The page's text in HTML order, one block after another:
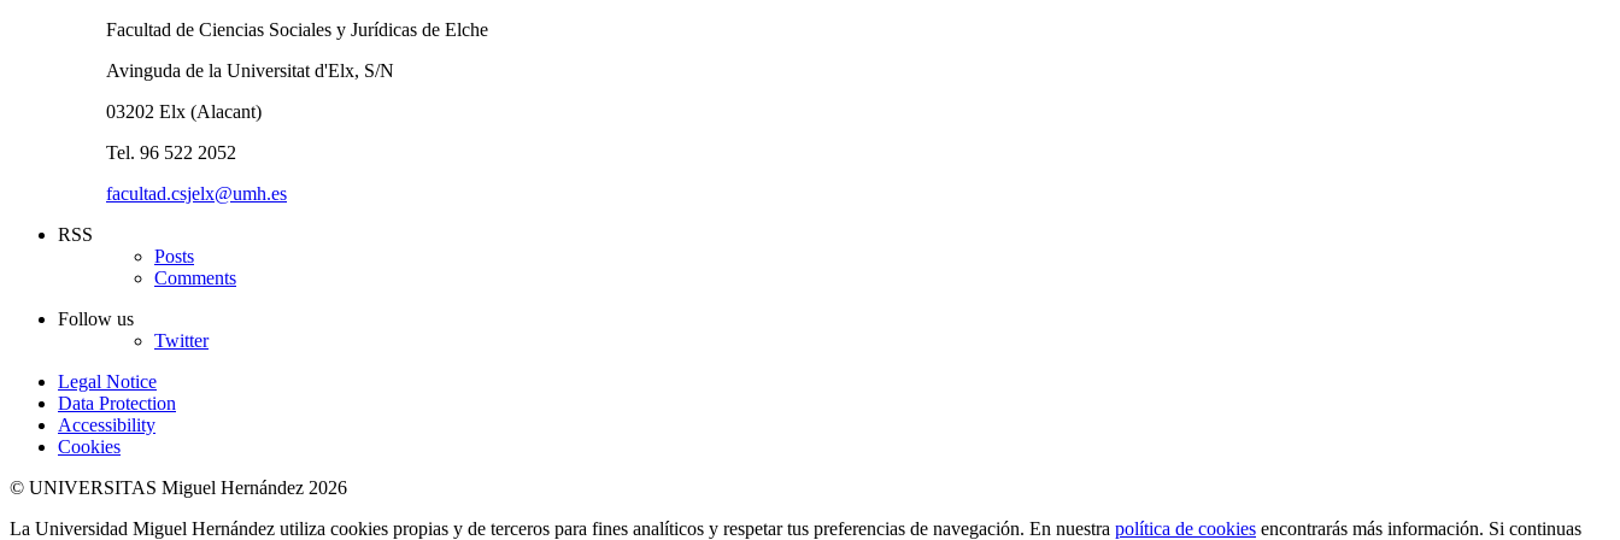
Facultad de Ciencias Sociales y Jurídicas de Elche
Avinguda de la Universitat d'Elx, S/N
03202 Elx (Alacant)
Tel. 96 522 2052
facultad.csjelx@umh.es
RSS
Posts
Comments
Follow us
Twitter
Legal Notice
Data Protection
Accessibility
Cookies
© UNIVERSITAS Miguel Hernández 2026
La Universidad Miguel Hernández utiliza cookies propias y de terceros para fines analíticos y respetar tus preferencias de navegación. En nuestra política de cookies encontrarás más información. Si continuas